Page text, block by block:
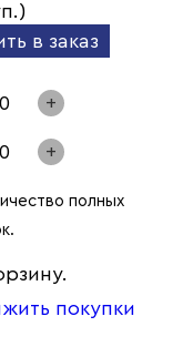
в заказ
0 +
0 +
полных
покупки